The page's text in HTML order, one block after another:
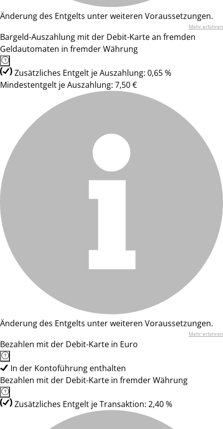
Änderung des Entgelts unter weiteren Voraussetzungen.
Mehr erfahren
Bargeld-Auszahlung mit der Debit-Karte an fremden
Geldautomaten in fremder Währung
Zusätzliches Entgelt je Auszahlung: 0,65 %
Mindestentgelt je Auszahlung: 7,50 €
Änderung des Entgelts unter weiteren Voraussetzungen.
Mehr erfahren
Bezahlen mit der Debit-Karte in Euro
In der Kontoführung enthalten
Bezahlen mit der Debit-Karte in fremder Währung
Zusätzliches Entgelt je Transaktion: 2,40 %